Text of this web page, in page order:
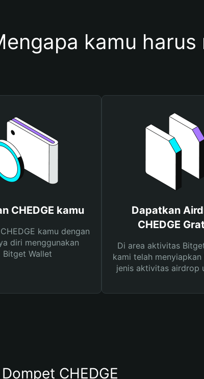
kamu harus
CHEDGE kamu
kamu dengan
diri menggunakan
Bitget Wallet
Dapatkan
CHEDGE
Di area aktivitas
kami telah
jenis aktivitas airdrop
CHEDGE